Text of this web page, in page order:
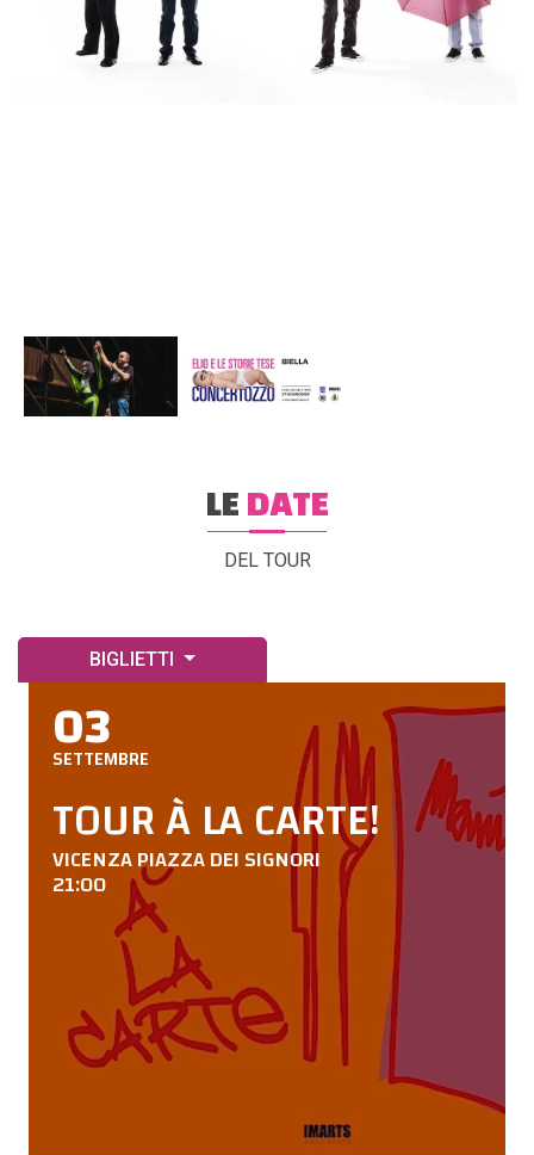
LEDATE
DEL TOUR
BIGLIETTI
03
SETTEMBRE
TOUR À LA CARTE!
VICENZA PIAZZA DEI SIGNORI
21:00